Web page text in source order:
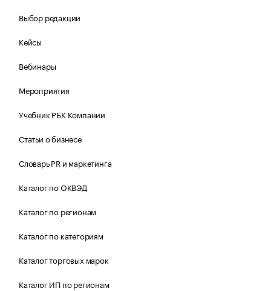
Выбор редакции
Кейсы
Вебинары
Мероприятия
Учебник РБК Компании
Статьи о бизнесе
Словарь PR и маркетинга
Каталог по ОКВЭД
Каталог по регионам
Каталог по категориям
Каталог торговых марок
Каталог ИП по регионам